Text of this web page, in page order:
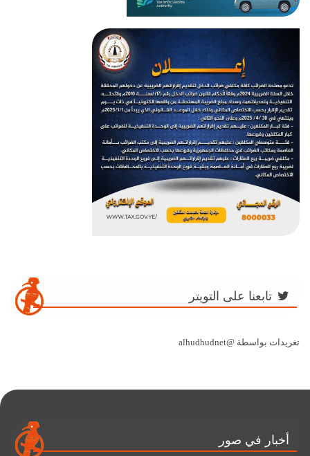
تابعنا على التويتر
تغريدات بواسطة @alhudhudnet
أخبار في صور